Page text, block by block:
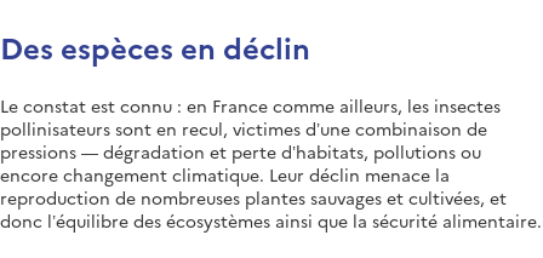
Des espèces en déclin
Le constat est connu : en France comme ailleurs, les insectes
pollinisateurs sont en recul, victimes d’une combinaison de
pressions — dégradation et perte d’habitats, pollutions ou
encore changement climatique. Leur déclin menace la
reproduction de nombreuses plantes sauvages et cultivées, et
donc l’équilibre des écosystèmes ainsi que la sécurité alimentaire.